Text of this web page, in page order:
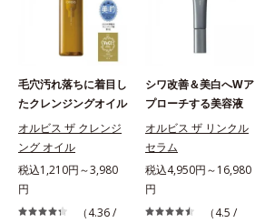
毛穴汚れ落ちに着目し
たクレンジングオイル
オルビス ザ クレンジ
ング オイル
税込1,210円～3,980
円
（4.36 /
シワ改善＆美白へWア
プローチする美容液
オルビス ザ リンクル
セラム
税込4,950円～16,980
円
（4.5 /